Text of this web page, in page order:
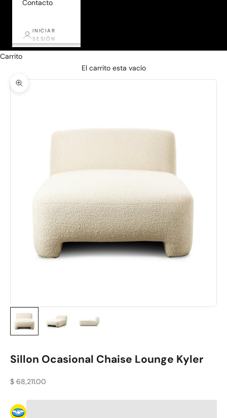
Contacto
INICIAR
SESIÓN
Carrito
El carrito esta vacío
Zoom
Sillon Ocasional Chaise Lounge Kyler
Precio de oferta
$ 68,211.00